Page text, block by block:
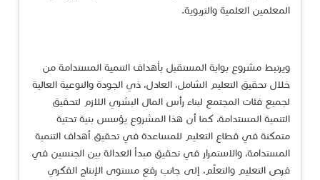
المعلمين العلمية والتربوية.
ويرتبط مشروع بوابة المستقبل بأهداف التنمية المستدامة من
خلال تحقيق التعليم الشامل، العادل، ذي الجودة والنوعية العالية
لجميع فئات المجتمع لبناء رأس المال البشري اللازم لتحقيق
التنمية المستدامة، كما أن هذا المشروع يؤسس بنية تحتية
متمكنة في قطاع التعليم للمساعدة في تحقيق أهداف التنمية
المستدامة، والاستمرار في تحقيق مبدأ العدالة بين الجنسين في
فرص التعليم والتعلّم، إلى جانب رفع مستوى الإنتاج الفكري